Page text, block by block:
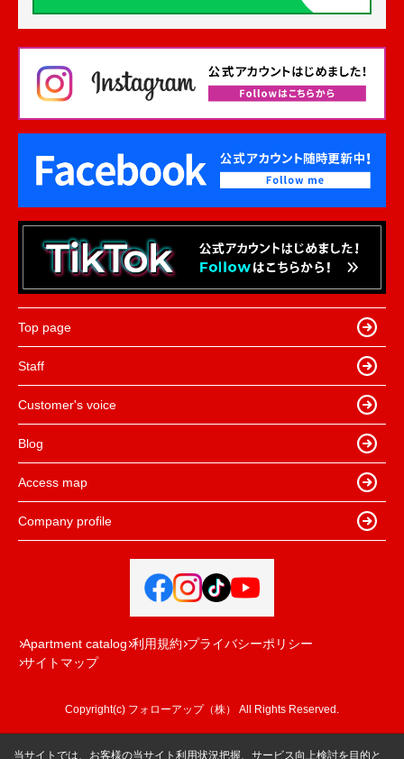
Top page
Staff
Customer's voice
Blog
Access map
Company profile
Apartment catalog 利用規約 プライバシーポリシー
サイトマップ
Copyright(c) フォローアップ（株） All Rights Reserved.
当サイトでは、お客様の当サイト利用状況把握、サービス向上検討を目的と